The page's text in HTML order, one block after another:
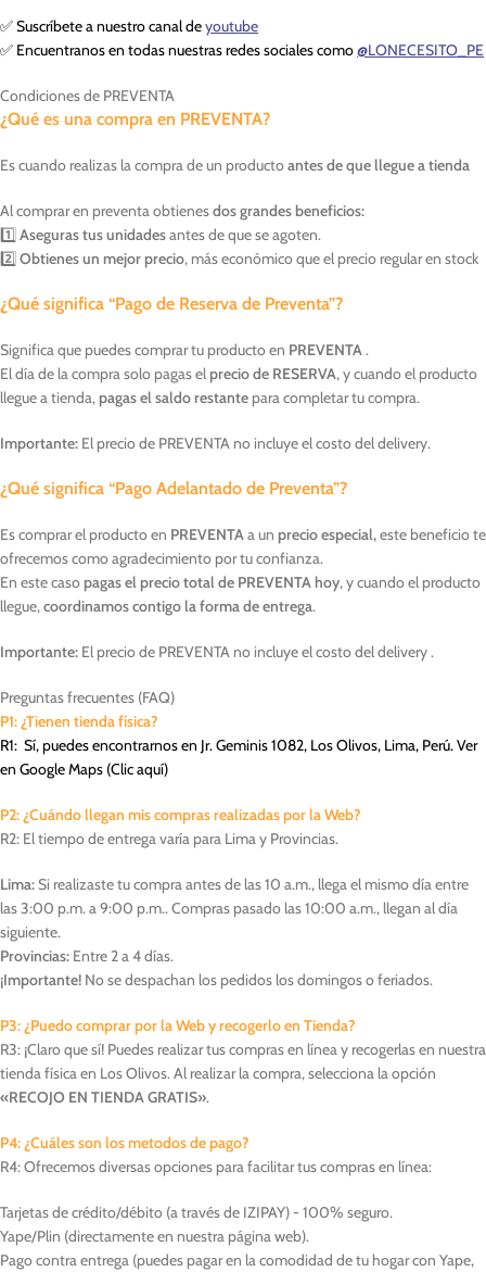
✅ Suscríbete a nuestro canal deyoutube
✅ Encuentranos en todas nuestras redes sociales como@LONECESITO_PE
Condiciones de PREVENTA
¿Qué es una compra en PREVENTA?
Es cuando realizas la compra de un productoantes de que llegue a tienda
Al comprar en preventa obtienesdos grandes beneficios:
1️⃣ Aseguras tus unidadesantes de que se agoten.
2️⃣ Obtienes un mejor precio, más económico que el precio regular en stock
¿Qué significa “Pago de Reserva de Preventa”?
Significa que puedes comprar tu producto en PREVENTA.
El día de la compra solo pagas elprecio de RESERVA, y cuando el producto
llegue a tienda,pagas el saldo restante para completar tu compra.
Importante: El precio de PREVENTA no incluye el costo del delivery.
¿Qué significa “Pago Adelantado de Preventa”?
Es comprar el producto en PREVENTAa un precio especial,este beneficio te
ofrecemos como agradecimiento por tu confianza.
En este casopagas el precio total de PREVENTA hoy, y cuando el producto
llegue,coordinamos contigo la forma de entrega.
Importante: El precio de PREVENTA no incluye el costo del delivery .
Preguntas frecuentes (FAQ)
P1: ¿Tienen tienda física?
R1: Sí, puedes encontrarnos en Jr. Geminis 1082, Los Olivos, Lima, Perú. Ver
en Google Maps (Clic aquí)
P2: ¿Cuándo llegan mis compras realizadas por la Web?
R2: El tiempo de entrega varía para Lima y Provincias.
Lima:Si realizaste tu compra antes de las 10 a.m., llega el mismo día entre
las 3:00 p.m. a 9:00 p.m.. Compras pasado las 10:00 a.m., llegan al día
siguiente.
Provincias: Entre 2 a 4 días.
¡Importante! No se despachan los pedidos los domingos o feriados.
P3: ¿Puedo comprar por la Web y recogerlo en Tienda?
R3: ¡Claro que sí! Puedes realizar tus compras en línea y recogerlas en nuestra
tienda física en Los Olivos. Al realizar la compra, selecciona la opción
«RECOJO EN TIENDA GRATIS».
P4: ¿Cuáles son los metodos de pago?
R4: Ofrecemos diversas opciones para facilitar tus compras en línea:
Tarjetas de crédito/débito (a través de IZIPAY) - 100% seguro.
Yape/Plin (directamente en nuestra página web).
Pago contra entrega (puedes pagar en la comodidad de tu hogar con Yape,